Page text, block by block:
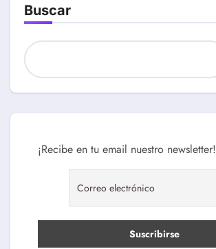
Buscar
¡Recibe en tu email nuestro newsletter!